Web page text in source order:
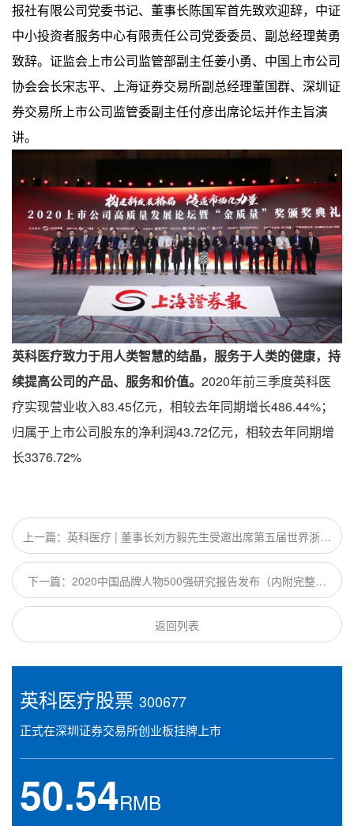
报社有限公司党委书记、董事长陈国军首先致欢迎辞，中证
中小投资者服务中心有限责任公司党委委员、副总经理黄勇
致辞。证监会上市公司监管部副主任姜小勇、中国上市公司
协会会长宋志平、上海证券交易所副总经理董国群、深圳证
券交易所上市公司监管委副主任付彦出席论坛并作主旨演
讲。
英科医疗致力于用人类智慧的结晶，服务于人类的健康，持
续提高公司的产品、服务和价值。 2020年前三季度英科医
疗实现营业收入83.45亿元，相较去年同期增长486.44%；
归属于上市公司股东的净利润43.72亿元，相较去年同期增
长3376.72%
上一篇：英科医疗 | 董事长刘方毅先生受邀出席第五届世界浙商
上海论坛
下一篇：2020中国品牌人物500强研究报告发布（内附完整榜
单）
返回列表
英科医疗股票 300677
正式在深圳证券交易所创业板挂牌上市
50.54RMB